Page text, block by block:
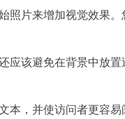
照片来增加视觉效果
应该避免在背景中放
本，并使访问者更容